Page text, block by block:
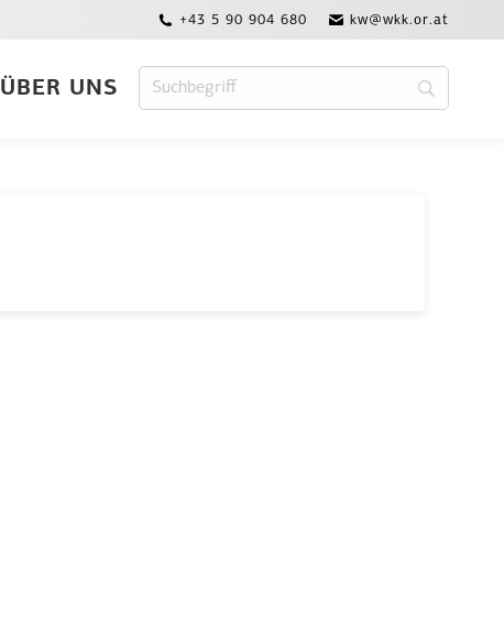
+43 5 90 904 680 kw@wkk.or.at
ÜBER UNS